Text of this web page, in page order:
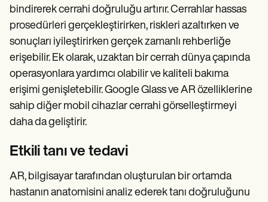
bindirerek cerrahi doğruluğu artırır. Cerrahlar hassas
prosedürleri gerçekleştirirken, riskleri azaltırken ve
sonuçları iyileştirirken gerçek zamanlı rehberliğe
erişebilir. Ek olarak, uzaktan bir cerrah dünya çapında
operasyonlara yardımcı olabilir ve kaliteli bakıma
erişimi genişletebilir. Google Glass ve AR özelliklerine
sahip diğer mobil cihazlar cerrahi görselleştirmeyi
daha da geliştirir.
Etkili tanı ve tedavi
AR, bilgisayar tarafından oluşturulan bir ortamda
hastanın anatomisini analiz ederek tanı doğruluğunu